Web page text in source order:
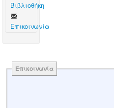
Βιβλιοθήκη
Επικοινωνία
Επικοινωνία